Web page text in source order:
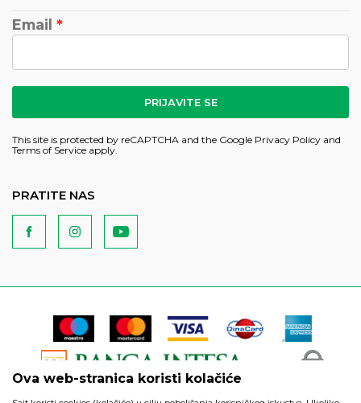
Email
PRIJAVITE SE
This site is protected by reCAPTCHA and the Google Privacy Policy and
Terms of Service apply.
PRATITE NAS
Ova web-stranica koristi kolačiće